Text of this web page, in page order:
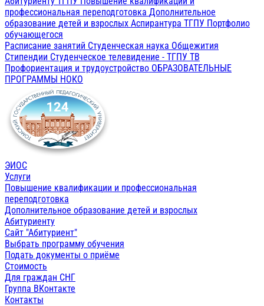
профессиональная переподготовка Дополнительное
образование детей и взрослых Аспирантура ТГПУ Портфолио
обучающегося
Расписание занятий Студенческая наука Общежития
Стипендии Студенческое телевидение - ТГПУ ТВ
Профориентация и трудоустройство ОБРАЗОВАТЕЛЬНЫЕ
ПРОГРАММЫ НОКО
ЭИОС
Услуги
Повышение квалификации и профессиональная
переподготовка
Дополнительное образование детей и взрослых
Абитуриенту
Сайт "Абитуриент"
Выбрать программу обучения
Подать документы о приёме
Стоимость
Для граждан СНГ
Группа ВКонтакте
Контакты